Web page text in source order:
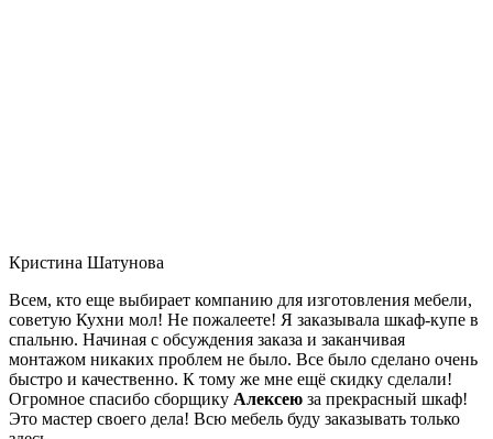
Кристина Шатунова
Всем, кто еще выбирает компанию для изготовления мебели,
советую Кухни мол! Не пожалеете! Я заказывала шкаф-купе в
спальню. Начиная с обсуждения заказа и заканчивая
монтажом никаких проблем не было. Все было сделано очень
быстро и качественно. К тому же мне ещё скидку сделали!
Огромное спасибо сборщику Алексею за прекрасный шкаф!
Это мастер своего дела! Всю мебель буду заказывать только